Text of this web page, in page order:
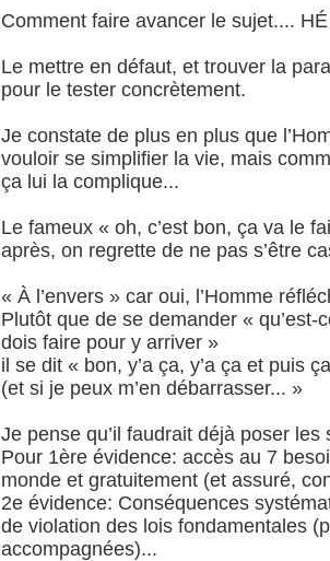
Comment faire avancer le sujet....
Le mettre en défaut, et trouver la
pour le tester concrètement.
Je constate de plus en plus que
vouloir se simplifier la vie, mais
ça lui la complique...
Le fameux « oh, c’est bon, ça va le
après, on regrette de ne pas s’être
« À l’envers » car oui, l’Homme
Plutôt que de se demander « qu’est-
dois faire pour y arriver »
il se dit « bon, y’a ça, y’a ça et puis
(et si je peux m’en débarrasser... »
Je pense qu’il faudrait déjà poser
Pour 1ère évidence: accès au 7
monde et gratuitement (et assuré,
2e évidence: Conséquences
de violation des lois fondamentales
accompagnées)...